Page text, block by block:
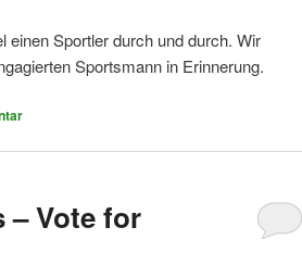
einen Sportler durch und durch. Wir
Sportsmann in Erinnerung.
– Vote for